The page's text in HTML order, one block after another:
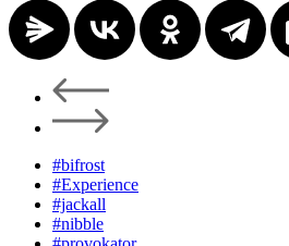
#bifrost
#Experience
#jackall
#nibble